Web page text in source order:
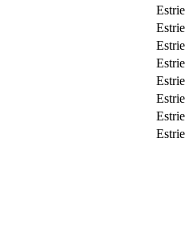
Estrie
Estrie
Estrie
Estrie
Estrie
Estrie
Estrie
Estrie